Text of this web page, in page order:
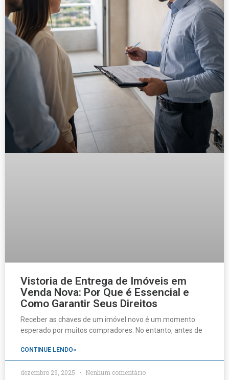
Vistoria de Entrega de Imóveis em
Venda Nova: Por Que é Essencial e
Como Garantir Seus Direitos
Receber as chaves de um imóvel novo é um momento
esperado por muitos compradores. No entanto, antes de
CONTINUE LENDO»
dezembro 29, 2025 Nenhum comentário